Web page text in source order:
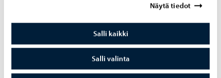
Näytä tiedot
Salli kaikki
Salli valinta